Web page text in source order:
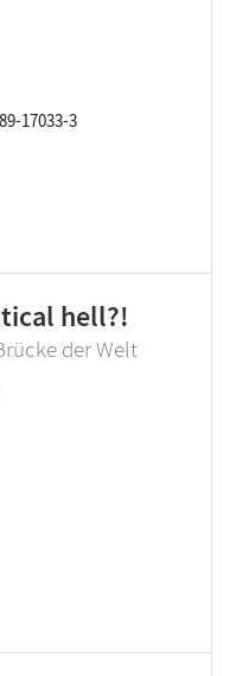
17033-3
hell?!
der Welt